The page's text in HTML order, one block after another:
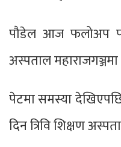
पौडेल आज फलोअप
अस्पताल
पेटमा समस्या
दिन त्रिवि शिक्षण